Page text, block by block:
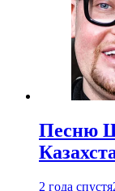
Песню
2 года спустя